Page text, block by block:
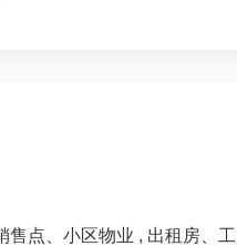
点、小区物业 , 出租房、工